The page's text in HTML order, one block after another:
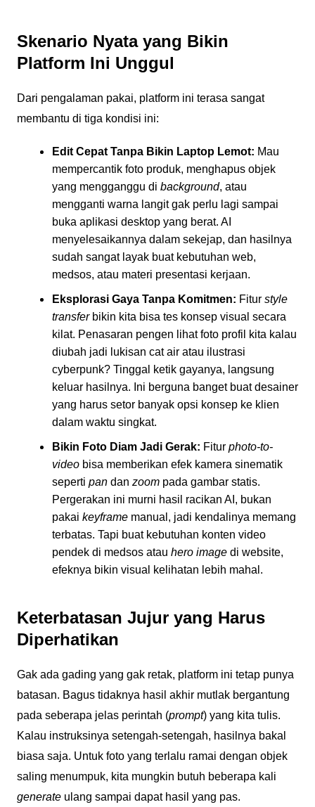
Skenario Nyata yang Bikin
Platform Ini Unggul
Dari pengalaman pakai, platform ini terasa sangat
membantu di tiga kondisi ini:
Edit Cepat Tanpa Bikin Laptop Lemot: Mau
mempercantik foto produk, menghapus objek
yang mengganggu di background, atau
mengganti warna langit gak perlu lagi sampai
buka aplikasi desktop yang berat. AI
menyelesaikannya dalam sekejap, dan hasilnya
sudah sangat layak buat kebutuhan web,
medsos, atau materi presentasi kerjaan.
Eksplorasi Gaya Tanpa Komitmen: Fitur style
transferbikin kita bisa tes konsep visual secara
kilat. Penasaran pengen lihat foto profil kita kalau
diubah jadi lukisan cat air atau ilustrasi
cyberpunk? Tinggal ketik gayanya, langsung
keluar hasilnya. Ini berguna banget buat desainer
yang harus setor banyak opsi konsep ke klien
dalam waktu singkat.
Bikin Foto Diam Jadi Gerak: Fitur photo-to-
videobisa memberikan efek kamera sinematik
seperti pandan zoompada gambar statis.
Pergerakan ini murni hasil racikan AI, bukan
pakai keyframemanual, jadi kendalinya memang
terbatas. Tapi buat kebutuhan konten video
pendek di medsos atau hero imagedi website,
efeknya bikin visual kelihatan lebih mahal.
Keterbatasan Jujur yang Harus
Diperhatikan
Gak ada gading yang gak retak, platform ini tetap punya
batasan. Bagus tidaknya hasil akhir mutlak bergantung
pada seberapa jelas perintah (prompt) yang kita tulis.
Kalau instruksinya setengah-setengah, hasilnya bakal
biasa saja. Untuk foto yang terlalu ramai dengan objek
saling menumpuk, kita mungkin butuh beberapa kali
generateulang sampai dapat hasil yang pas.